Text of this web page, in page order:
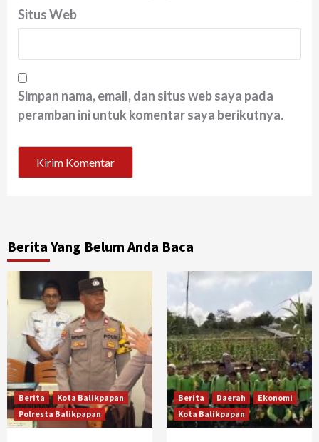
Situs Web
Simpan nama, email, dan situs web saya pada
peramban ini untuk komentar saya berikutnya.
Berita Yang Belum Anda Baca
Berita
Kota Balikpapan
Polresta Balikpapan
Berita Daerah
Ekonomi
Kota Balikpapan